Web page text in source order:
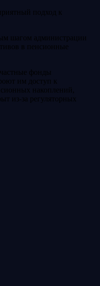
подход к
шагом администрации
в пенсионные
фонды
им доступ к
накоплений,
из-за регуляторных